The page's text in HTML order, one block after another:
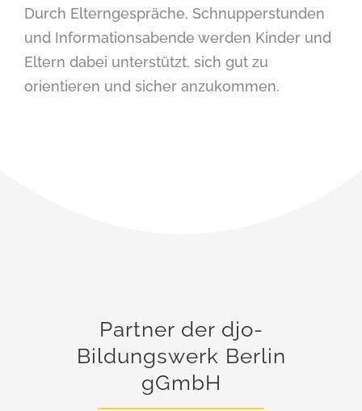
Durch Elterngespräche, Schnupperstunden
und Informationsabende werden Kinder und
Eltern dabei unterstützt, sich gut zu
orientieren und sicher anzukommen.
Partner der djo-
Bildungswerk Berlin
gGmbH